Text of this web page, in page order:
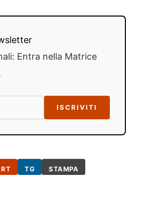
Entra nella Matrice
ISCRIVITI
RT TG STAMPA